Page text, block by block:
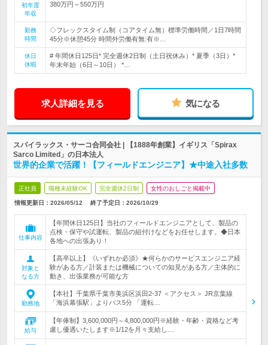
初年度
年収
380万円～550万円
勤務
時間
◇フレックスタイム制（コアタイム無）標準労働時間／1日7時間
45分※休憩45分 時間外労働有無:有※…
休日
休暇
# 年間休日125日* 完全週休2日制（土日祝休み）* 夏季（3日）*
年末年始（6日～10日） *…
求人詳細を見る 気になる
スパイラックス・サーコ合同会社 | 【1888年創業】イギリス「Spirax
Sarco Limited」の日本法人
世界的企業で活躍！【フィールドエンジニア】★中途入社多数
正社員 職種未経験OK 完全週休2日制 女性のおしごと掲載中
情報更新日：2026/05/12 終了予定日： 2026/10/29
仕事内容
【年間休日125日】当社のフィールドエンジニアとして、製品の
点検・保守や試運転、製品の組付けなどをお任せします。◆日本
各地への出張あり！
対象と
なる方
【高卒以上】《いずれか必須》★何らかのサービスエンジニア経
験がある方／計装または機械についての知見がある方／主体的に
動き、出張業務が可能な方
勤務地
【本社】千葉県千葉市美浜区浜田2-37 ＜アクセス＞ JR京葉線
「海浜幕張駅」よりバス5分 「運転…
給与
【年俸制】3,600,000円～4,800,000円※経験・年齢・資格など考
慮し優遇いたします※1/12を月々支給し…